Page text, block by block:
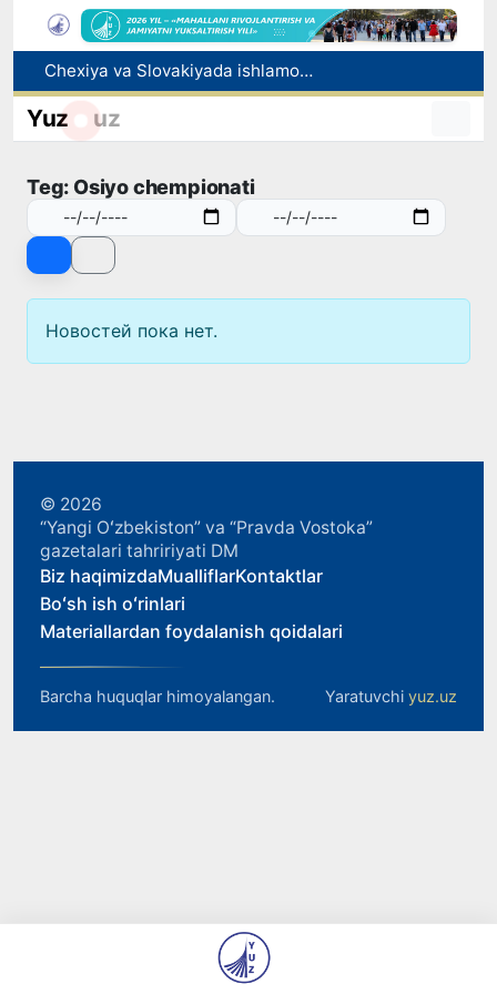
Chexiya va Slovakiyada ishlamoqchi bo‘lgan tibbiyot mutaxassislari ro‘yxatga olinadi
Bolaning familiyasiga otasining ismini berishga ruxsat beriladi
Oʻzbekistonda 2025 yilda korrupsiyaga oid jinoyatlar boʻyicha 7 517 nafar shaxs javobgarlikka tortilgan
Yuz uz
Teg: Osiyo chempionati
Новостей пока нет.
© 2026
“Yangi Oʻzbekiston” va “Pravda Vostoka”
gazetalari tahririyati DM
Biz haqimizdaMualliflarKontaktlar
Boʻsh ish oʻrinlari
Materiallardan foydalanish qoidalari
Barcha huquqlar himoyalangan. Yaratuvchi yuz.uz